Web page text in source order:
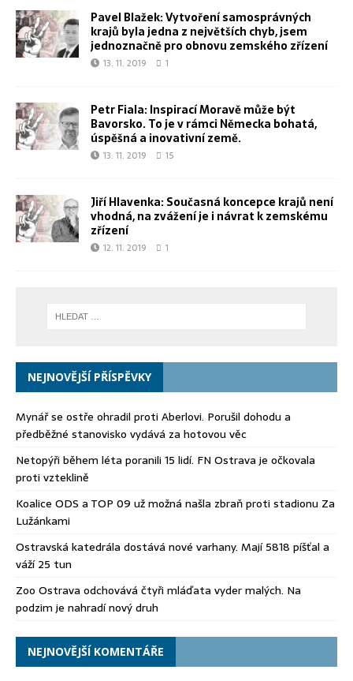
Pavel Blažek: Vytvoření samosprávných
krajů byla jedna z největších chyb, jsem
jednoznačně pro obnovu zemského zřízení
13. 11. 2019 1
Petr Fiala: Inspirací Moravě může být
Bavorsko. To je v rámci Německa bohatá,
úspěšná a inovativní země.
13. 11. 2019 15
Jiří Hlavenka: Současná koncepce krajů není
vhodná, na zvážení je i návrat k zemskému
zřízení
12. 11. 2019 1
NEJNOVĚJŠÍ PŘÍSPĚVKY
Mynář se ostře ohradil proti Aberlovi. Porušil dohodu a
předběžné stanovisko vydává za hotovou věc
Netopýři během léta poranili 15 lidí. FN Ostrava je očkovala
proti vzteklině
Koalice ODS a TOP 09 už možná našla zbraň proti stadionu Za
Lužánkami
Ostravská katedrála dostává nové varhany. Mají 5818 píšťal a
váží 25 tun
Zoo Ostrava odchovává čtyři mláďata vyder malých. Na
podzim je nahradí nový druh
NEJNOVĚJŠÍ KOMENTÁŘE